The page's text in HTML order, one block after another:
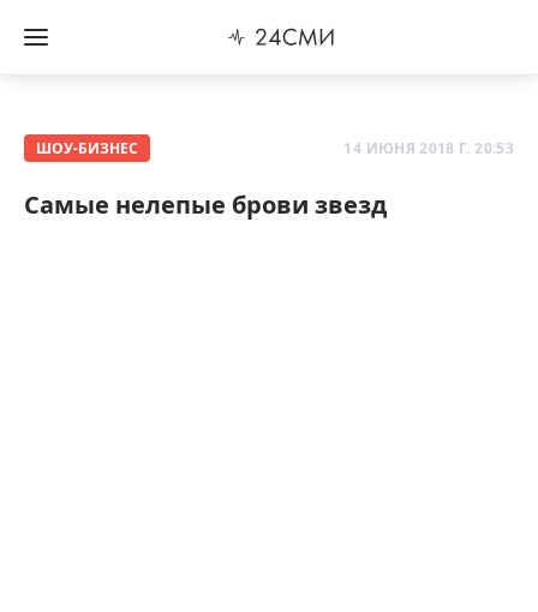
ШОУ-БИЗНЕС 14 ИЮНЯ 2018 Г. 20:53
Самые нелепые брови звезд